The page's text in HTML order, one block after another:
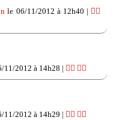
le 06/11/2012 à 12h40 | 👍🏽
11/2012 à 14h28 | 👍🏽 👎🏽
11/2012 à 14h29 | 👍🏽 👎🏽